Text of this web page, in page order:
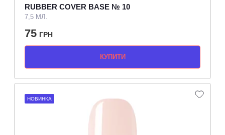
RUBBER COVER BASE № 10
7,5 МЛ.
75 ГРН
КУПИТИ
НОВИНКА